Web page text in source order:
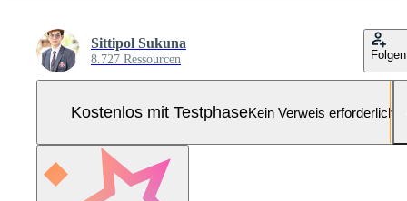
Sittipol Sukuna
8.727 Ressourcen Folgen
Kostenlos mit TestphaseKein Verweis erforderlich